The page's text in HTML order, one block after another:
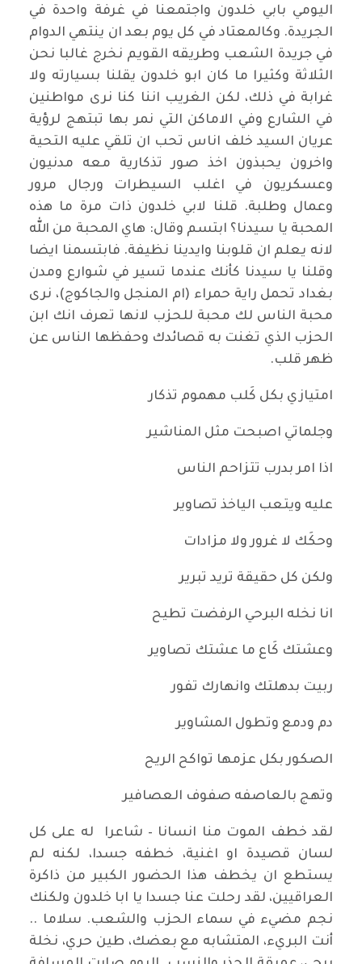
اليومي بابي خلدون واجتمعنا في غرفة واحدة في
الجريدة. وكالمعتاد في كل يوم بعد ان ينتهي الدوام
في جريدة الشعب وطريقه القويم نخرج غالبا نحن
الثلاثة وكثيرا ما كان ابو خلدون يقلنا بسيارته ولا
غرابة في ذلك، لكن الغريب اننا كنا نرى مواطنين
في الشارع وفي الاماكن التي نمر بها تبتهج لرؤية
عريان السيد خلف اناس تحب ان تلقي عليه التحية
واخرون يحبذون اخذ صور تذكارية معه مدنيون
وعسكريون في اغلب السيطرات ورجال مرور
وعمال وطلبة. قلنا لابي خلدون ذات مرة ما هذه
المحبة يا سيدنا؟ ابتسم وقال: هاي المحبة من الله
لانه يعلم ان قلوبنا وايدينا نظيفة. فابتسمنا ايضا
وقلنا يا سيدنا كأنك عندما تسير في شوارع ومدن
بغداد تحمل راية حمراء (ام المنجل والجاكوج)، نرى
محبة الناس لك محبة للحزب لانها تعرف انك ابن
الحزب الذي تغنت به قصائدك وحفظها الناس عن
ظهر قلب.
امتيازي بكل كَلب مهموم تذكار
وجلماتي اصبحت مثل المناشير
اذا امر بدرب تتزاحم الناس
عليه ويتعب الياخذ تصاوير
وحكَك لا غرور ولا مزادات
ولكن كل حقيقة تريد تبرير
انا نخله البرحي الرفضت تطيح
وعشتك كَاع ما عشتك تصاوير
ربيت بدهلتك وانهارك تفور
دم ودمع وتطول المشاوير
الصكور بكل عزمها تواكح الريح
وتهج بالعاصفه صفوف العصافير
لقد خطف الموت منا انسانا – شاعرا له على كل
لسان قصيدة او اغنية، خطفه جسدا، لكنه لم
يستطع ان يخطف هذا الحضور الكبير من ذاكرة
العراقيين، لقد رحلت عنا جسدا يا ابا خلدون ولكنك
نجم مضيء في سماء الحزب والشعب. سلاما ..
أنت البريء، المتشابه مع بعضك، طين حري، نخلة